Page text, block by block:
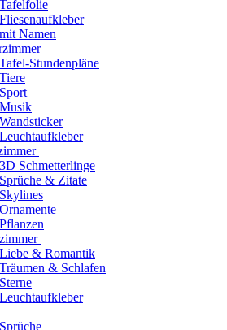
Tafelfolie
Fliesenaufkleber
mit Namen
Tafel-Stundenpläne
Tiere
Sport
Musik
Wandsticker
Leuchtaufkleber
3D Schmetterlinge
Sprüche & Zitate
Skylines
Ornamente
Pflanzen
Liebe & Romantik
Träumen & Schlafen
Sterne
Leuchtaufkleber
Sprüche